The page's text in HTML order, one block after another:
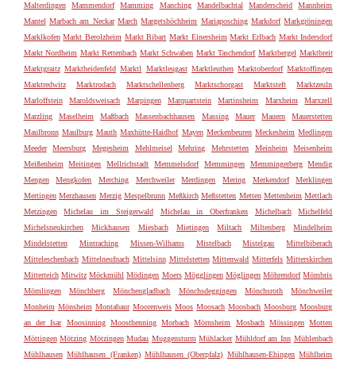
Malterdingen
Mammendorf Mamming Manching Mandelbachtal Manderscheid
Mannheim
Mantel Marbach am Neckar March Margetshöchheim Mariaposching Markdorf Markgröningen
Marklkofen Markt Berolzheim Markt Bibart Markt Einersheim Markt Erlbach Markt Indersdorf
Markt Nordheim Markt Rettenbach Markt Schwaben Markt Taschendorf Marktbergel Marktbreit
Marktgraitz Marktheidenfeld Marktl Marktleugast Marktleuthen Marktoberdorf Marktoffingen
Marktredwitz
Marktrodach Marktschellenberg Marktschorgast Marktsteft
Marktzeuln
Marloffstein
Maroldsweisach Marpingen Marquartstein Martinsheim Marxheim
Marxzell
Marzling
Maselheim Maßbach Massenbachhausen Massing Mauer Mauern
Mauerstetten
Maulbronn Maulburg Mauth Maxhütte-Haidhof Mayen Meckenbeuren Meckesheim Medlingen
Meeder
Meersburg Megesheim Mehlmeisel Mehring Mehrstetten Meinheim
Meisenheim
Meißenheim
Meitingen Mellrichstadt Memmelsdorf Memmingen Memmingerberg
Mendig
Mengen
Mengkofen Merching Merchweiler Merdingen Mering Merkendorf
Merklingen
Mertingen Merzhausen Merzig Mespelbrunn Meßkirch Meßstetten Metten Mettenheim Mettlach
Metzingen
Michelau im Steigerwald Michelau in Oberfranken Michelbach
Michelfeld
Michelsneukirchen
Mickhausen Miesbach Mietingen Miltach Miltenberg
Mindelheim
Mindelstetten
Mintraching Missen-Wilhams Mistelbach Mistelgau
Mittelbiberach
Mitteleschenbach Mittelneufnach Mittelsinn Mittelstetten Mittenwald Mitterfels Mitterskirchen
Mitterteich Mitwitz Möckmühl Mödingen Moers Mögglingen Möglingen Möhrendorf Mömbris
Mömlingen
Mönchberg Mönchengladbach Mönchsdeggingen Mönchsroth
Mönchweiler
Monheim Mönsheim Montabaur Moorenweis Moos Moosach Moosbach Moosburg Moosburg
an der Isar
Moosinning Moosthenning Morbach Mörnsheim Mosbach Mössingen Motten
Möttingen Mötzing Mötzingen Mudau Muggensturm Mühlacker Mühldorf am Inn Mühlenbach
Mühlhausen Mühlhausen (Franken) Mühlhausen (Oberpfalz) Mühlhausen-Ehingen Mühlheim